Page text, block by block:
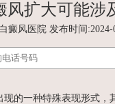
风扩大可能涉
癜风医院 发布时间:2024-
一种特殊表现形式，